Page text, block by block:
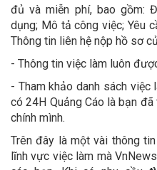
đủ và miễn phí, bao gồm:
dụng; Mô tả công việc; Yêu
Thông tin liên hệ nộp hồ sơ
- Thông tin việc làm luôn
- Tham khảo danh sách
có 24H Quảng Cáo là bạn
chính mình.
Trên đây là một vài thông
lĩnh vực việc làm mà